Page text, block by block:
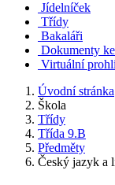
Jídelníček
Třídy
Bakaláři
Dokumenty
Virtuální
Úvodní stránka
Škola
Třídy
Třída 9.B
Předměty
Český jazyk a